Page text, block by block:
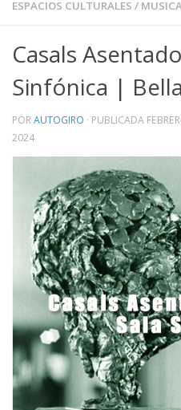
ESPACIOS CULTURALES /
Casals
Sinfónica |
PORAUTOGIRO · PUBLICADA
2024